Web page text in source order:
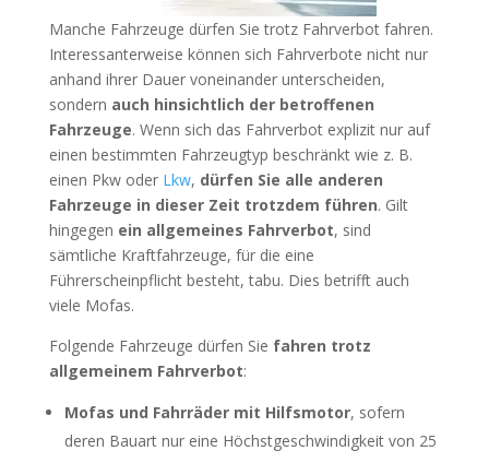
Manche Fahrzeuge dürfen Sie trotz Fahrverbot fahren.
Interessanterweise können sich Fahrverbote nicht nur
anhand ihrer Dauer voneinander unterscheiden,
sondern auch hinsichtlich der betroffenen
Fahrzeuge. Wenn sich das Fahrverbot explizit nur auf
einen bestimmten Fahrzeugtyp beschränkt wie z. B.
einen Pkw oder Lkw, dürfen Sie alle anderen
Fahrzeuge in dieser Zeit trotzdem führen. Gilt
hingegen ein allgemeines Fahrverbot, sind
sämtliche Kraftfahrzeuge, für die eine
Führerscheinpflicht besteht, tabu. Dies betrifft auch
viele Mofas.
Folgende Fahrzeuge dürfen Sie fahren trotz
allgemeinem Fahrverbot:
Mofas und Fahrräder mit Hilfsmotor, sofern
deren Bauart nur eine Höchstgeschwindigkeit von 25